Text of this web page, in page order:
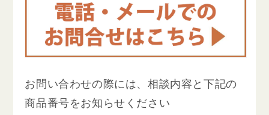
お問い合わせの際には、相談内容と下記の
商品番号をお知らせください